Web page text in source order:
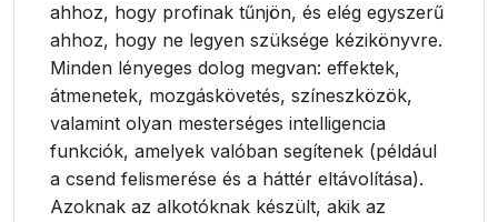
ahhoz, hogy profinak tűnjön, és elég egyszerű
ahhoz, hogy ne legyen szüksége kézikönyvre.
Minden lényeges dolog megvan: effektek,
átmenetek, mozgáskövetés, színeszközök,
valamint olyan mesterséges intelligencia
funkciók, amelyek valóban segítenek (például
a csend felismerése és a háttér eltávolítása).
Azoknak az alkotóknak készült, akik az